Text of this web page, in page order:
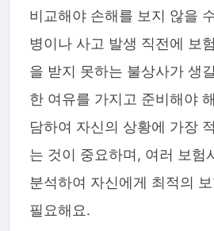
비교해야 손해를 보지 않을
병이나 사고 발생 직전에 보
을 받지 못하는 불상사가 생
한 여유를 가지고 준비해야
담하여 자신의 상황에 가장
는 것이 중요하며, 여러 보험
분석하여 자신에게 최적의
필요해요.